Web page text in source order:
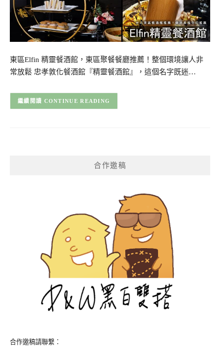
東區Elfin 精靈餐酒館，東區聚餐餐廳推薦！整個環境讓人非
常放鬆 忠孝敦化餐酒館『精靈餐酒館』，這個名字既迷…
CONTINUE READING
合作邀稿
合作邀稿請聯繫：